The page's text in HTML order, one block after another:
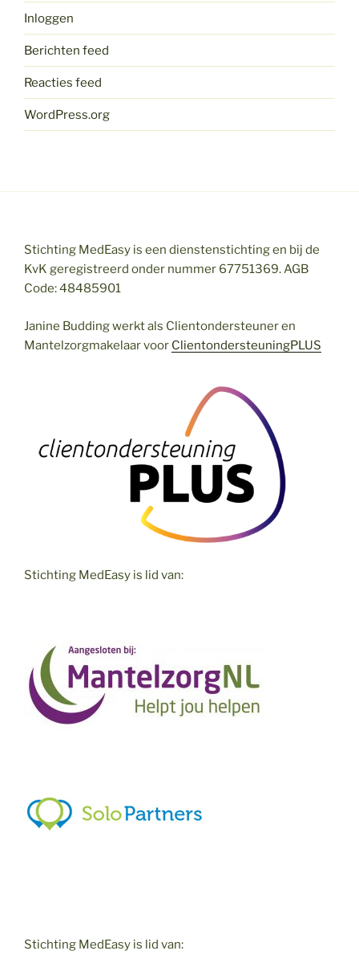
Inloggen
Berichten feed
Reacties feed
WordPress.org
Stichting MedEasy is een dienstenstichting en bij de
KvK geregistreerd onder nummer 67751369. AGB
Code: 48485901
Janine Budding werkt als Clientondersteuner en
Mantelzorgmakelaar voor ClientondersteuningPLUS
Stichting MedEasy is lid van:
Stichting MedEasy is lid van: